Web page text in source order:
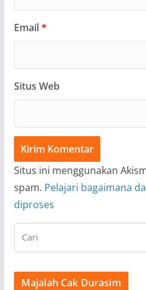
Email*
Situs Web
Situs ini menggunakan
spam. Pelajari bagaimana
diproses
Majalah Cak Durasim